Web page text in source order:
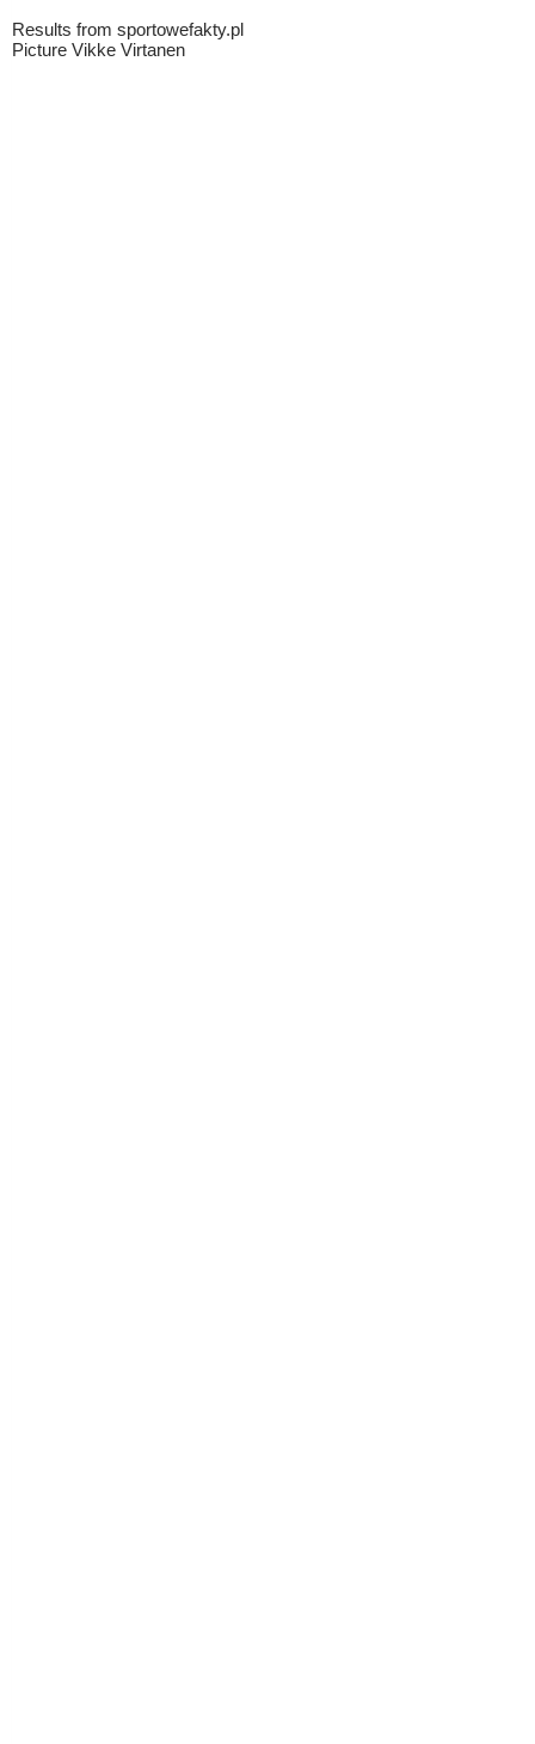
Results from sportowefakty.pl
Picture Vikke Virtanen